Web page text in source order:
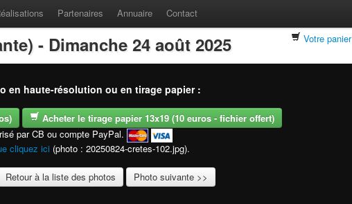
Partenaires Annuaire Contact
- Dimanche 24 août 2025 Votre panier
en haute-résolution ou en tirage papier :
Acheter le tirage papier 13x19 (10 euros - fichier offert)
par CB ou compte PayPal.
cliquez ici (photo : 20250824-cretes-102.jpg).
Retour à la liste des photos Photo suivante >>